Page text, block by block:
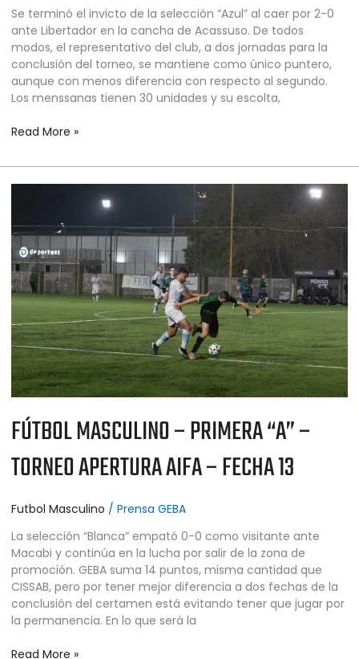
Se terminó el invicto de la selección “Azul” al caer por 2-0
ante Libertador en la cancha de Acassuso. De todos
modos, el representativo del club, a dos jornadas para la
conclusión del torneo, se mantiene como único puntero,
aunque con menos diferencia con respecto al segundo.
Los menssanas tienen 30 unidades y su escolta,
Read More »
FÚTBOL MASCULINO – PRIMERA “A” –
TORNEO APERTURA AIFA – FECHA 13
Futbol Masculino / Prensa GEBA
La selección “Blanca” empató 0-0 como visitante ante
Macabi y continúa en la lucha por salir de la zona de
promoción. GEBA suma 14 puntos, misma cantidad que
CISSAB, pero por tener mejor diferencia a dos fechas de la
conclusión del certamen está evitando tener que jugar por
la permanencia. En lo que será la
–
PRIMERA
“A”
–
TORNEO
APERTURA
AIFA
–
FECHA
13
Read More »